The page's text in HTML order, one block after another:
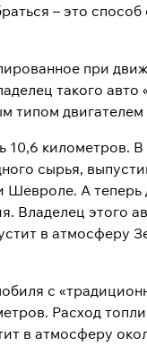
– это
при
такого
двигателем
10,6 километров.
сырья,
А
Владелец этого
в атмосферу
с
Расход
в атмосферу